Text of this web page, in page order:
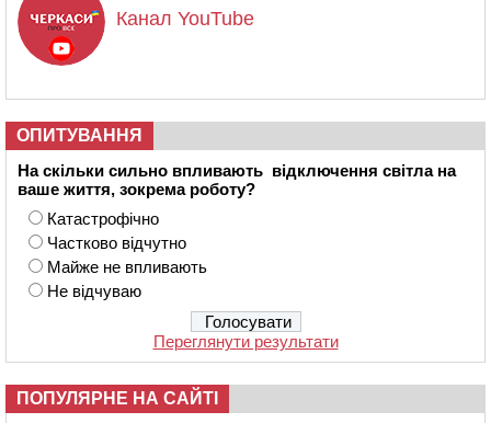
Канал YouTube
ОПИТУВАННЯ
На скільки сильно впливають відключення світла на
ваше життя, зокрема роботу?
Катастрофічно
Частково відчутно
Майже не впливають
Не відчуваю
Переглянути результати
ПОПУЛЯРНЕ НА САЙТІ